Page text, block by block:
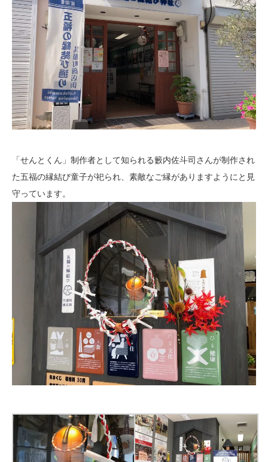
「せんとくん」制作者として知られる籔内佐斗司さんが制作され
た五福の縁結び童子が祀られ、素敵なご縁がありますようにと見
守っています。